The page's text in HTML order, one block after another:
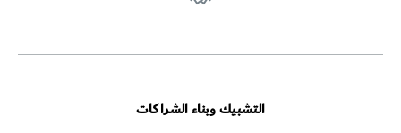
التشبيك وبناء الشراكات